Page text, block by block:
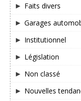
Faits divers
Garages
Institutionnel
Législation
Non classé
Nouvelles